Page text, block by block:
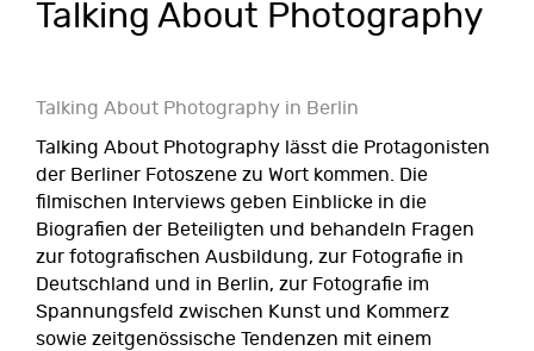
Talking About Photography
Talking About Photography in Berlin
Talking About Photography lässt die Protagonisten
der Berliner Fotoszene zu Wort kommen. Die
filmischen Interviews geben Einblicke in die
Biografien der Beteiligten und behandeln Fragen
zur fotografischen Ausbildung, zur Fotografie in
Deutschland und in Berlin, zur Fotografie im
Spannungsfeld zwischen Kunst und Kommerz
sowie zeitgenössische Tendenzen mit einem